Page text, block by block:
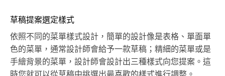
草稿提案選定樣式
依照不同的菜單樣式設計，簡單的設計像是表格、單面單
色的菜單，通常設計師會給予一款草稿；精細的菜單或是
手繪背景的菜單，設計師會設計出三種樣式向您提案。這
時您就可以從草稿中挑選出最喜歡的樣式進行調整。